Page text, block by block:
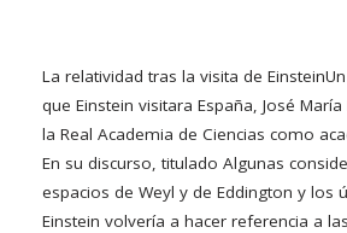
La relatividad tras la visita de Einstein
que Einstein visitara España, José
la Real Academia de Ciencias como
En su discurso, titulado Algunas
espacios de Weyl y de Eddington y los
Einstein volvería a hacer referencia a